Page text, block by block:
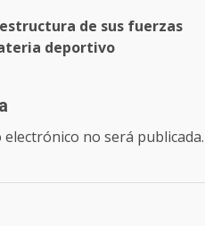
de sus fuerzas
deportivo
no será publicada.